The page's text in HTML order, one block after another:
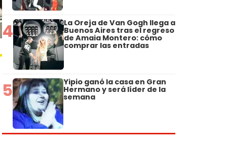
4 La Oreja de Van Gogh llega a
Buenos Aires tras el regreso
de Amaia Montero: cómo
comprar las entradas
5 Yipio ganó la casa en Gran
Hermano y será líder de la
semana